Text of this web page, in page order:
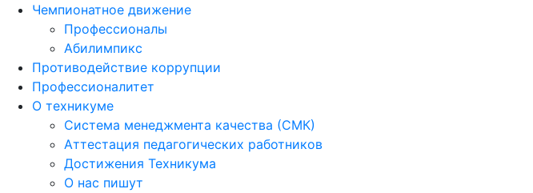
Чемпионатное движение
Профессионалы
Абилимпикс
Противодействие коррупции
Профессионалитет
О техникуме
Система менеджмента качества (СМК)
Аттестация педагогических работников
Достижения Техникума
О нас пишут